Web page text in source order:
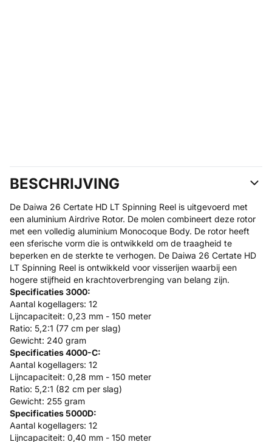
BESCHRIJVING
De Daiwa 26 Certate HD LT Spinning Reel is uitgevoerd met
een aluminium Airdrive Rotor. De molen combineert deze rotor
met een volledig aluminium Monocoque Body. De rotor heeft
een sferische vorm die is ontwikkeld om de traagheid te
beperken en de sterkte te verhogen. De Daiwa 26 Certate HD
LT Spinning Reel is ontwikkeld voor visserijen waarbij een
hogere stijfheid en krachtoverbrenging van belang zijn.
Specificaties 3000:
Aantal kogellagers: 12
Lijncapaciteit: 0,23 mm - 150 meter
Ratio: 5,2:1 (77 cm per slag)
Gewicht: 240 gram
Specificaties 4000-C:
Aantal kogellagers: 12
Lijncapaciteit: 0,28 mm - 150 meter
Ratio: 5,2:1 (82 cm per slag)
Gewicht: 255 gram
Specificaties 5000D:
Aantal kogellagers: 12
Lijncapaciteit: 0,40 mm - 150 meter